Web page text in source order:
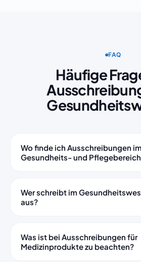
FAQ
Häufige
Wo finde ich Ausschreibungen im
Gesundheits- und
Krankenkassen und
TED, evergabe.de, den
TenderFlow durchsucht diese
automatisch und filtert die Verfahren
Wer schreibt im
aus?
Gesundheits- und Sozialämter,
öffentlicher Trägerschaft sowie
Was ist bei Ausschreibungen für
Medizinprodukte zu beachten?